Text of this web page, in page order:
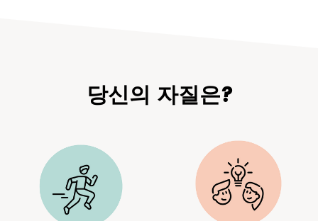
당신의 자질은?